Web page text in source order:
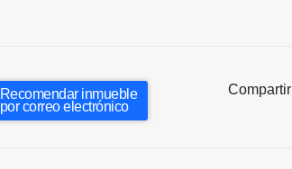
Recomendar inmueble
por correo electrónico
Compartir